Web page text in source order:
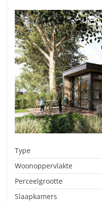
Type
Woonoppervlakte
Perceelgrootte
Slaapkamers